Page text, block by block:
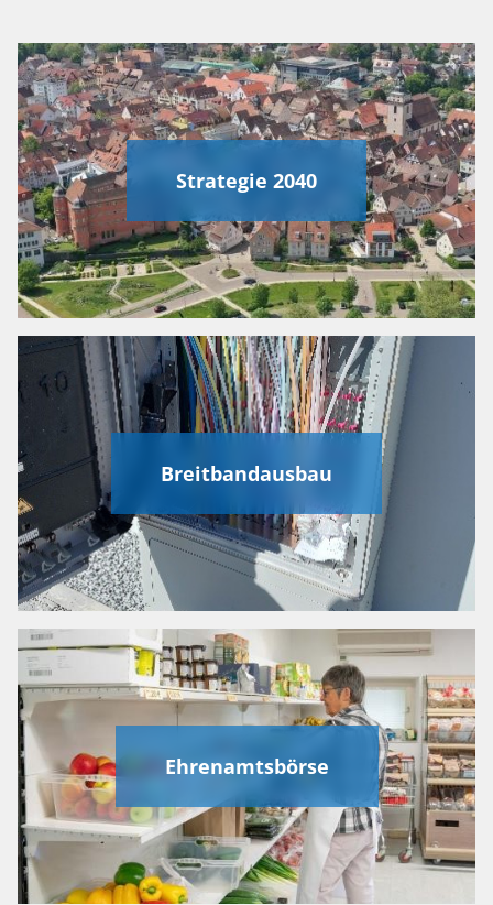
Strategie 2040
Breitbandausbau
Ehrenamtsbörse